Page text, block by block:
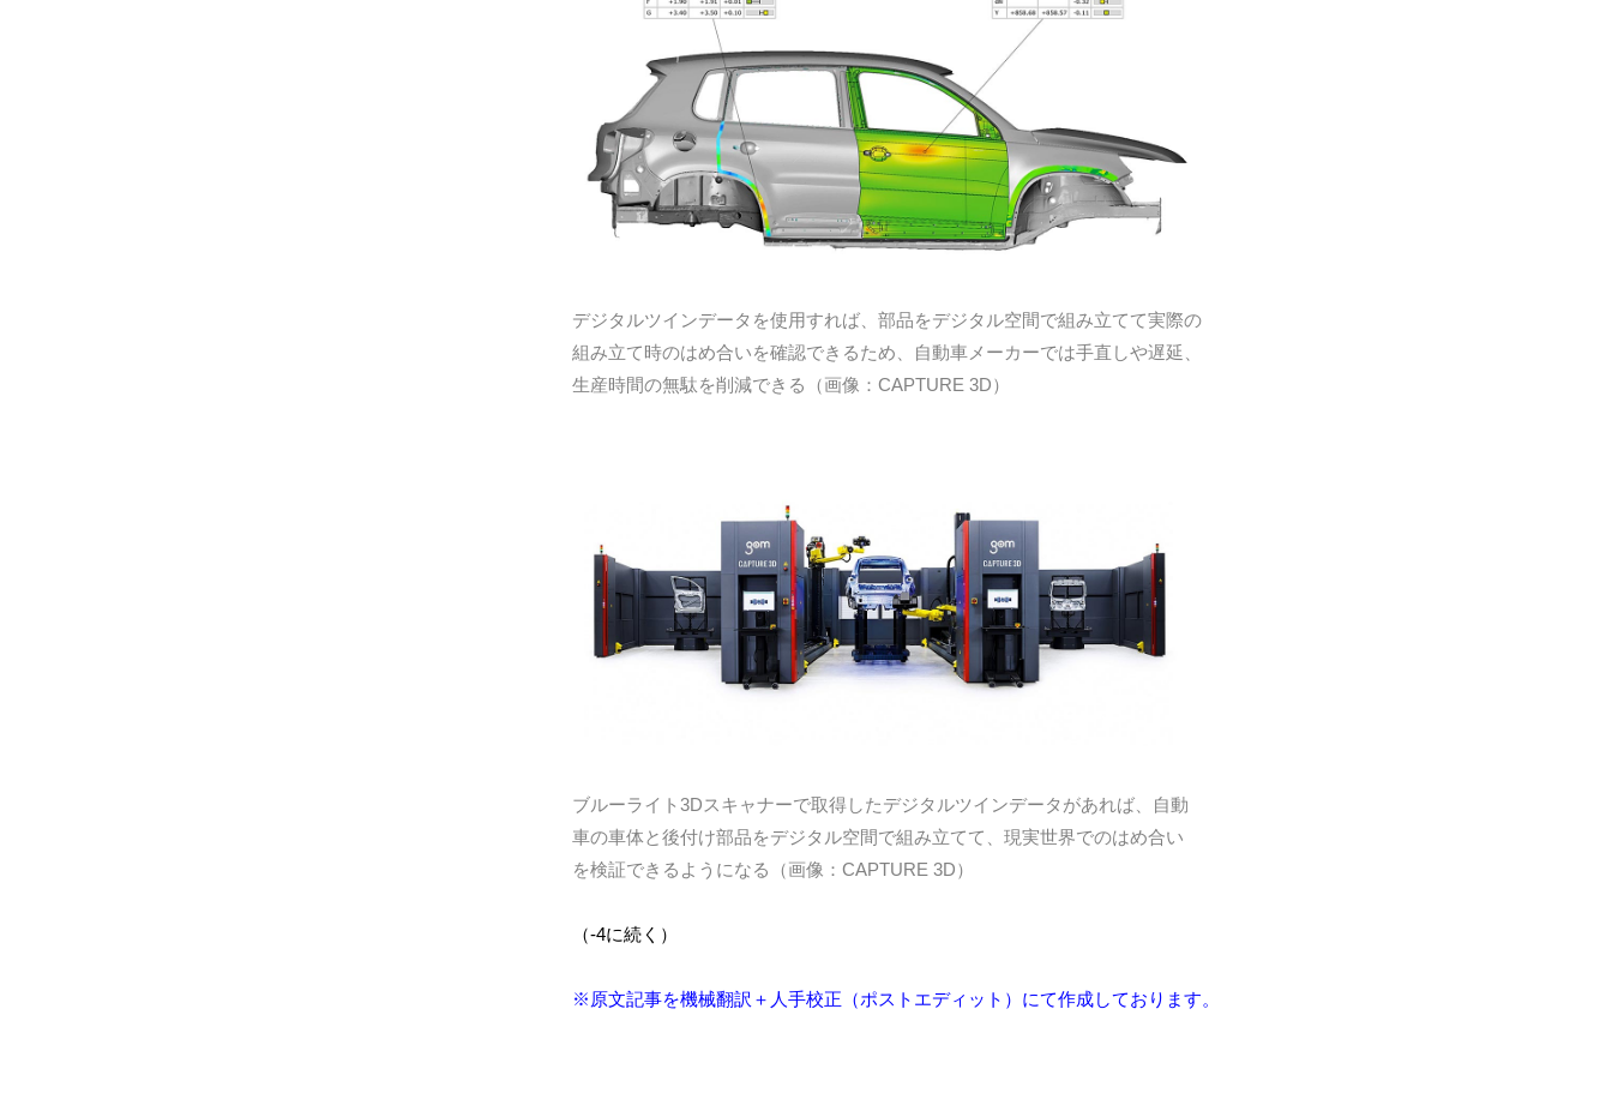
デジタルツインデータを使用すれば、部品をデジタル空間で組み立てて実際の
組み立て時のはめ合いを確認できるため、自動車メーカーでは手直しや遅延、
生産時間の無駄を削減できる（画像：CAPTURE 3D）
ブルーライト3Dスキャナーで取得したデジタルツインデータがあれば、自動
車の車体と後付け部品をデジタル空間で組み立てて、現実世界でのはめ合い
を検証できるようになる（画像：CAPTURE 3D）
（-4に続く）
※原文記事を機械翻訳＋人手校正（ポストエディット）にて作成しております。